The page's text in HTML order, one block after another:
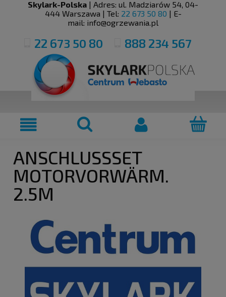
Skylark-Polska | Adres: ul. Madziarów 54, 04-
444 Warszawa | Tel: 22 673 50 80 | E-
mail: info@ogrzewania.pl
22 673 50 80 888 234 567
ANSCHLUSSSET M
OTORVORWÄRM. 2
.5M